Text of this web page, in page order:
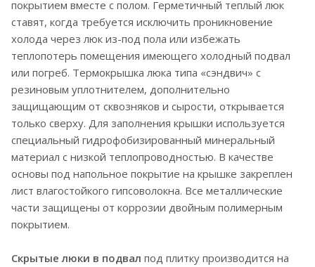
покрытием вместе с полом. Герметичный теплый люк
ставят, когда требуется исключить проникновение
холода через люк из-под пола или избежать
теплопотерь помещения имеющего холодный подвал
или погреб. Термокрышка люка типа «сэндвич» с
резиновым уплотнителем, дополнительно
защищающим от сквозняков и сырости, открывается
только сверху. Для заполнения крышки используется
специальный гидрофобизированный минеральный
материал с низкой теплопроводностью. В качестве
основы под напольное покрытие на крышке закреплен
лист влагостойкого гипсоволокна. Все металлические
части защищены от коррозии двойным полимерным
покрытием.
Скрытые люки в подвал под плитку производится на